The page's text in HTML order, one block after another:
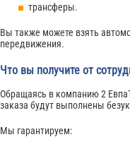
трансферы.
Вы также можете взять
передвижения.
Что вы получите от
Обращаясь в компанию 2
заказа будут выполнены
Мы гарантируем: